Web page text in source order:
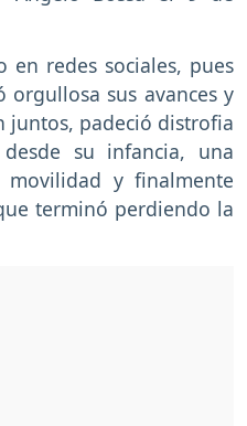
en redes sociales, pues
orgullosa sus avances y
juntos, padeció distrofia
su infancia, una
y finalmente
terminó perdiendo la